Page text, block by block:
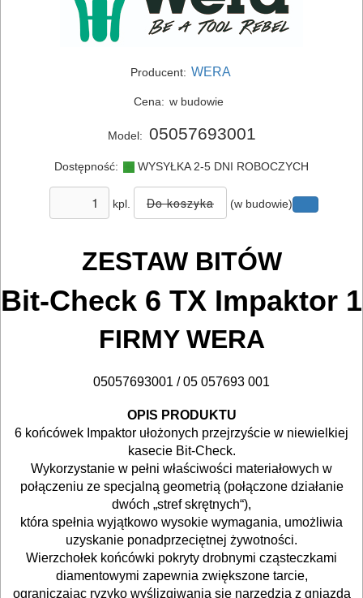
ELEKTRONARZĘDZIA
AKCESORIA
ELEKTRONARZĘDZI
osprzętowe
DO
BETONU
DREWNA
DO
METALU
Do
Do
gwoździarek
Producent: WERA
Cena: w budowie
Model: 05057693001
Dostępność: WYSYŁKA 2-5 DNI ROBOCZYCH
kpl. (w budowie)
ZESTAW BITÓW
Bit-Check 6 TX Impaktor 1
FIRMY WERA
05057693001 /05 057693 001
OPIS PRODUKTU
6 końcówek Impaktor ułożonych przejrzyście w niewielkiej
kasecie Bit-Check.
Wykorzystanie w pełni właściwości materiałowych w
połączeniu ze specjalną geometrią (połączone działanie
dwóch „stref skrętnych“),
która spełnia wyjątkowo wysokie wymagania, umożliwia
uzyskanie ponadprzeciętnej żywotności.
Wierzchołek końcówki pokryty drobnymi cząsteczkami
diamentowymi zapewnia zwiększone tarcie,
ograniczając ryzyko wyślizgiwania się narzędzia z gniazda